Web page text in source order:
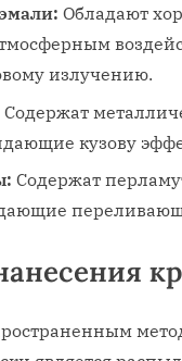
Обладают
излучению.
Содержат
кузову
Содержат